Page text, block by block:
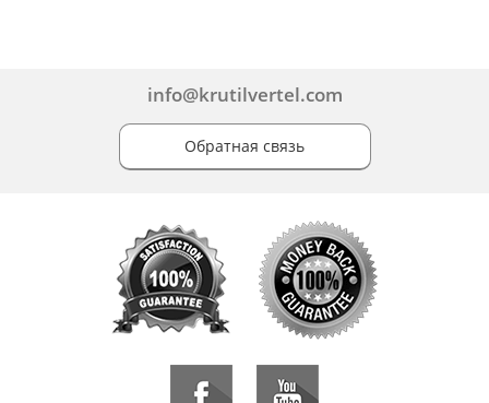
info@krutilvertel.com
Обратная связь